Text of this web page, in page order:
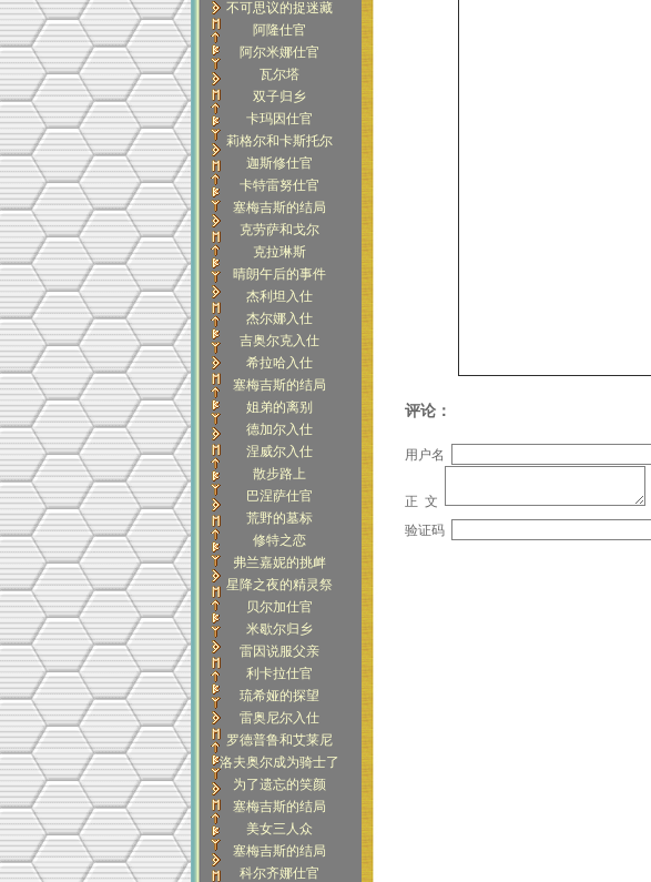
评论：
用户名
正 文
验证码
不可思议的捉迷藏
阿隆仕官
阿尔米娜仕官
瓦尔塔
双子归乡
卡玛因仕官
莉格尔和卡斯托尔
迦斯修仕官
卡特雷努仕官
塞梅吉斯的结局
克劳萨和戈尔
克拉琳斯
晴朗午后的事件
杰利坦入仕
杰尔娜入仕
吉奥尔克入仕
希拉哈入仕
塞梅吉斯的结局
姐弟的离别
德加尔入仕
涅威尔入仕
散步路上
巴涅萨仕官
荒野的墓标
修特之恋
弗兰嘉妮的挑衅
星降之夜的精灵祭
贝尔加仕官
米歇尔归乡
雷因说服父亲
利卡拉仕官
琉希娅的探望
雷奥尼尔入仕
罗德普鲁和艾莱尼
洛夫奥尔成为骑士了
为了遗忘的笑颜
塞梅吉斯的结局
美女三人众
塞梅吉斯的结局
科尔齐娜仕官